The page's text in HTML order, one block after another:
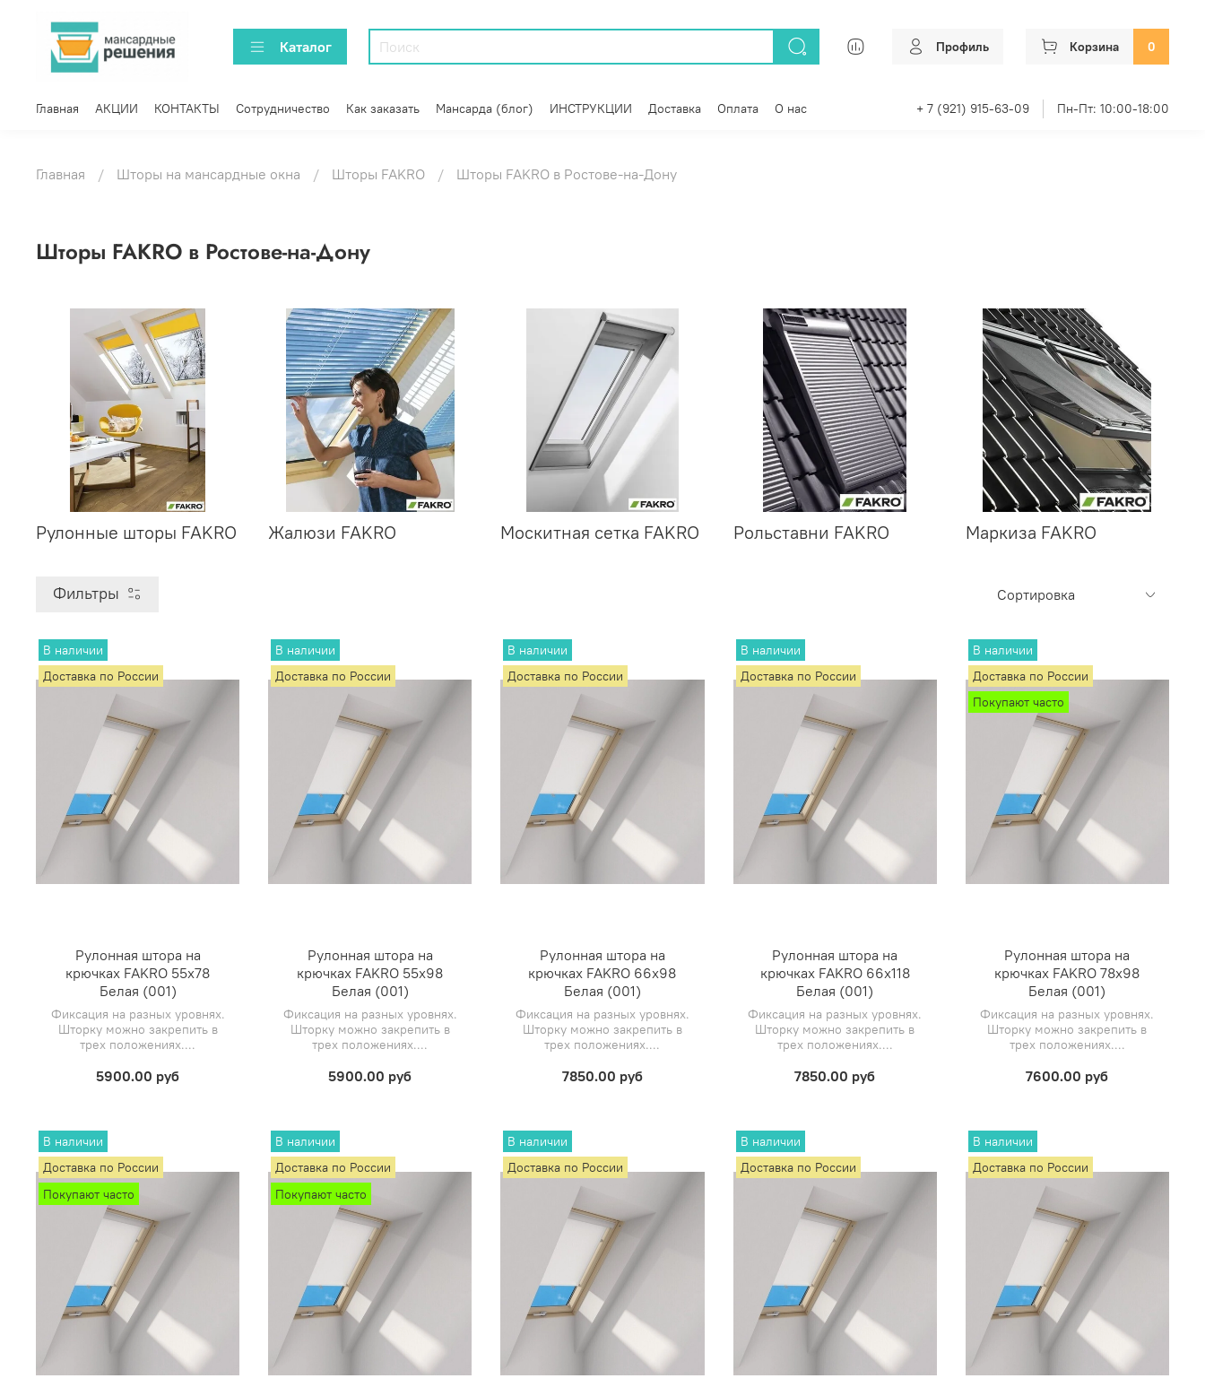
Каталог Профиль Корзина 0
Главная АКЦИИ КОНТАКТЫ Сотрудничество Как заказать Мансарда (блог) ИНСТРУКЦИИ Доставка Оплата О нас + 7 (921) 915-63-09 Пн-Пт: 10:00-18:00
Главная Шторы на мансардные окна Шторы FAKRO Шторы FAKRO в Ростове-на-Дону
Шторы FAKRO в Ростове-на-Дону
Рулонные шторы FAKRO Жалюзи FAKRO Москитная сетка FAKRO Рольставни FAKRO Маркиза FAKRO
Фильтры
В наличии
Доставка по России
Рулонная штора на
крючках FAKRO 55х78
Белая (001)
Фиксация на разных уровнях.
Шторку можно закрепить в
трех положениях....
5900.00 руб
В наличии
Доставка по России
Рулонная штора на
крючках FAKRO 55х98
Белая (001)
Фиксация на разных уровнях.
Шторку можно закрепить в
трех положениях....
5900.00 руб
В наличии
Доставка по России
Рулонная штора на
крючках FAKRO 66х98
Белая (001)
Фиксация на разных уровнях.
Шторку можно закрепить в
трех положениях....
7850.00 руб
В наличии
Доставка по России
Рулонная штора на
крючках FAKRO 66х118
Белая (001)
Фиксация на разных уровнях.
Шторку можно закрепить в
трех положениях....
7850.00 руб
В наличии
Доставка по России
Покупают часто
Рулонная штора на
крючках FAKRO 78х98
Белая (001)
Фиксация на разных уровнях.
Шторку можно закрепить в
трех положениях....
7600.00 руб
В наличии
Доставка по России
Покупают часто
В наличии
Доставка по России
Покупают часто
В наличии
Доставка по России
В наличии
Доставка по России
В наличии
Доставка по России